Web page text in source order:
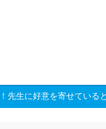
先生に好意を寄せている